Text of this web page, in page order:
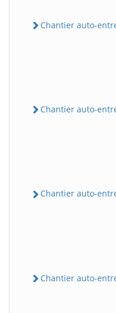
Chantier auto-
Chantier auto-
Chantier auto-
Chantier auto-